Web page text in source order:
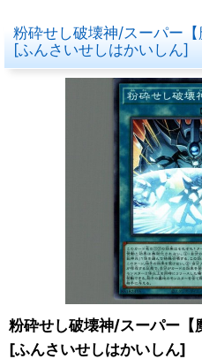
粉砕せし破壊神/スーパー
[ふんさいせしはかいしん]
粉砕せし破壊神/スーパー
[ふんさいせしはかいしん]